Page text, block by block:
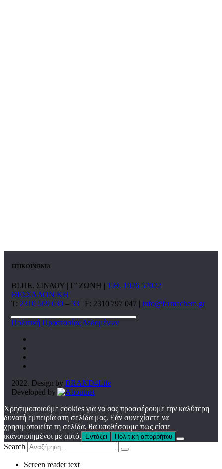
ΕΠΙΚΟΙΝΩΝΙΑ
ΒΙ.ΠΕ. ΣΙΝΔΟΥ | Γ’ ΖΩΝΗ | Τ.Θ. 1026 57022
ΘΕΣΣΑΛΟΝΙΚΗ
T: 2310 569 630 – 33 | F: 2310 797 047 | info@farmachem.gr
Πολιτική Προστασίας Δεδομένων
2022. Design by BRAND4Life
Developed by
Χρησιμοποιούμε cookies για να σας προσφέρουμε την καλύτερη
δυνατή εμπειρία στη σελίδα μας. Εάν συνεχίσετε να
χρησιμοποιείτε τη σελίδα, θα υποθέσουμε πως είστε
ικανοποιημένοι με αυτό.
Εντάξει Πολιτική απορρήτου
Search
Screen reader text